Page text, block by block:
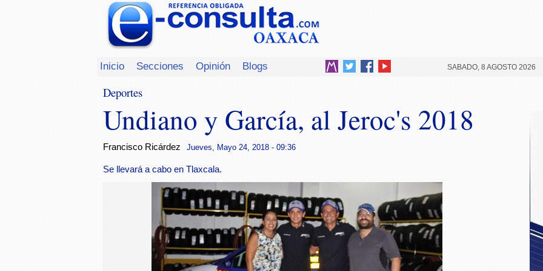
Inicio Secciones Opinión Blogs SABADO, 8 AGOSTO 2026
Deportes
Undiano y García, al Jeroc's 2018
Francisco Ricárdez Jueves, Mayo 24, 2018 - 09:36
Se llevará a cabo en Tlaxcala.